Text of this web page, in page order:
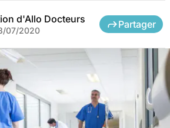
d'Allo Docteurs
07/2020
Partager